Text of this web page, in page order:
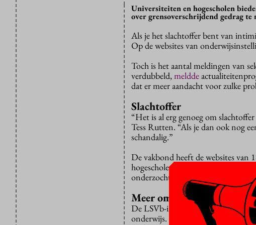
Universiteiten en hogescholen
over grensoverschrijdend gedrag
Als je het slachtoffer bent van
Op de websites van
Toch is het aantal meldingen van
verdubbeld, meldde
dat er meer aandacht voor zulke
Slachtoffer
“Het is al erg genoeg om
Tess Rutten. “Als je dan ook nog
schandalig.”
De vakbond heeft de websites van
hogescholen zegt er niets over op
onderzochte universiteiten. De
Meer ombudspersonen
De LSVb-inventarisatie komt vlak
onderwijs. Moesten er meer